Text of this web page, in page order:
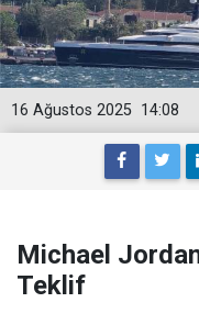
14:08
16 Ağustos 2025
Michael
Teklif